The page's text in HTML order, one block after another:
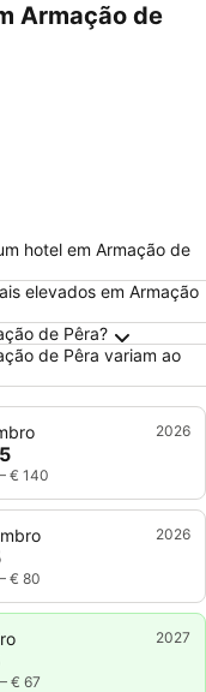
Armação de
de Pêra
hotel em Armação de
elevados em Armação
de Pêra?
de Pêra variam ao
2026
€ 140
2026
€ 80
2027
€ 67